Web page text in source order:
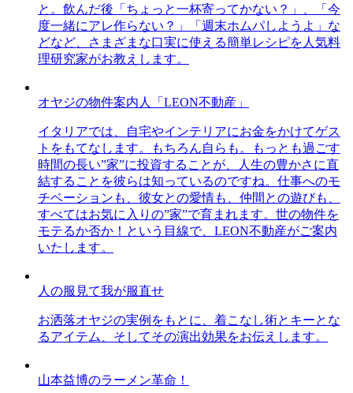
と。飲んだ後「ちょっと一杯寄ってかない？」、「今
度一緒にアレ作らない？」「週末ホムパしようよ」な
どなど、さまざまな口実に使える簡単レシピを人気料
理研究家がお教えします。
オヤジの物件案内人「LEON不動産」
イタリアでは、自宅やインテリアにお金をかけてゲス
トをもてなします。もちろん自らも。もっとも過ごす
時間の長い”家”に投資することが、人生の豊かさに直
結することを彼らは知っているのですね。仕事へのモ
チベーションも、彼女との愛情も、仲間との遊びも、
すべてはお気に入りの”家”で育まれます。世の物件を
モテるか否か！という目線で、LEON不動産がご案内
いたします。
人の服見て我が服直せ
お洒落オヤジの実例をもとに、着こなし術とキーとな
るアイテム、そしてその演出効果をお伝えします。
山本益博のラーメン革命！